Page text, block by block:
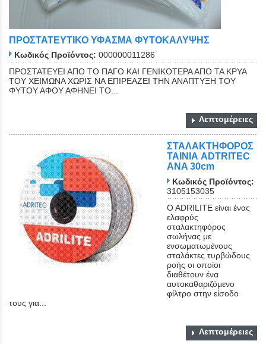
ΠΡΟΣΤΑΤΕΥΤΙΚΟ ΥΦΑΣΜΑ ΦΥΤΟΚΑΛΥΨΗΣ
Κωδικός Προϊόντος: 000000011286
ΠΡΟΣΤΑΤΕΥΕΙ ΑΠΟ ΤΟ ΠΑΓΟ ΚΑΙ ΓΕΝΙΚΟΤΕΡΑ ΑΠΟ ΤΑ ΚΡΥΑ
ΤΟΥ ΧΕΙΜΩΝΑ ΧΩΡΙΣ ΝΑ ΕΠΙΡΕΑΖΕΙ ΤΗΝ ΑΝΑΠΤΥΞΗ ΤΟΥ
ΦΥΤΟΥ ΑΦΟΥ ΑΦΗΝΕΙ ΤΟ...
Λεπτομέρειες
ΣΤΑΛΑΚΤΗΦΟΡΟΣ
ΤΑΙΝΙΑ ADTRITEC
ANA 30cm
Κωδικός Προϊόντος:
3105153035
O ADRILITE είναι ένας
ελαφρύς
σταλακτηφόρος
σωλήνας με
ενσωματωμένους
σταλάκτες τυρβώδους
ροής οι οποίοι
διαθέτουν ένα
αυτοκαθαριζόμενο
φίλτρο στην είσοδο
τους για...
Λεπτομέρειες